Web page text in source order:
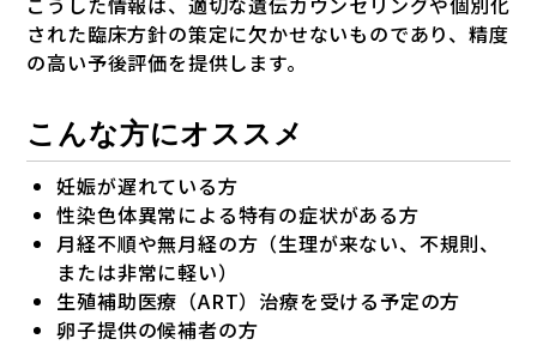
された臨床方針の策定に欠かせないものであり、精度
の高い予後評価を提供します。
こんな方にオススメ
妊娠が遅れている方
性染色体異常による特有の症状がある方
月経不順や無月経の方（生理が来ない、不規則、
または非常に軽い）
生殖補助医療（ART）治療を受ける予定の方
卵子提供の候補者の方